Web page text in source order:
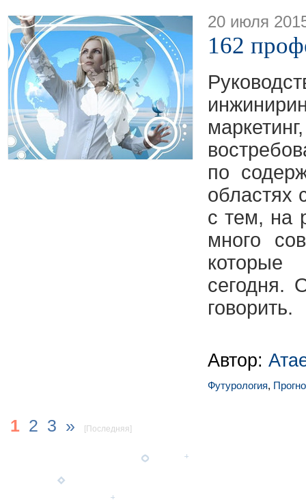
20 июля
162
по
областях
с тем, на
много
которые
сегодня.
говорить.
Автор:
Футурология,
1 2 3 » [Последняя]